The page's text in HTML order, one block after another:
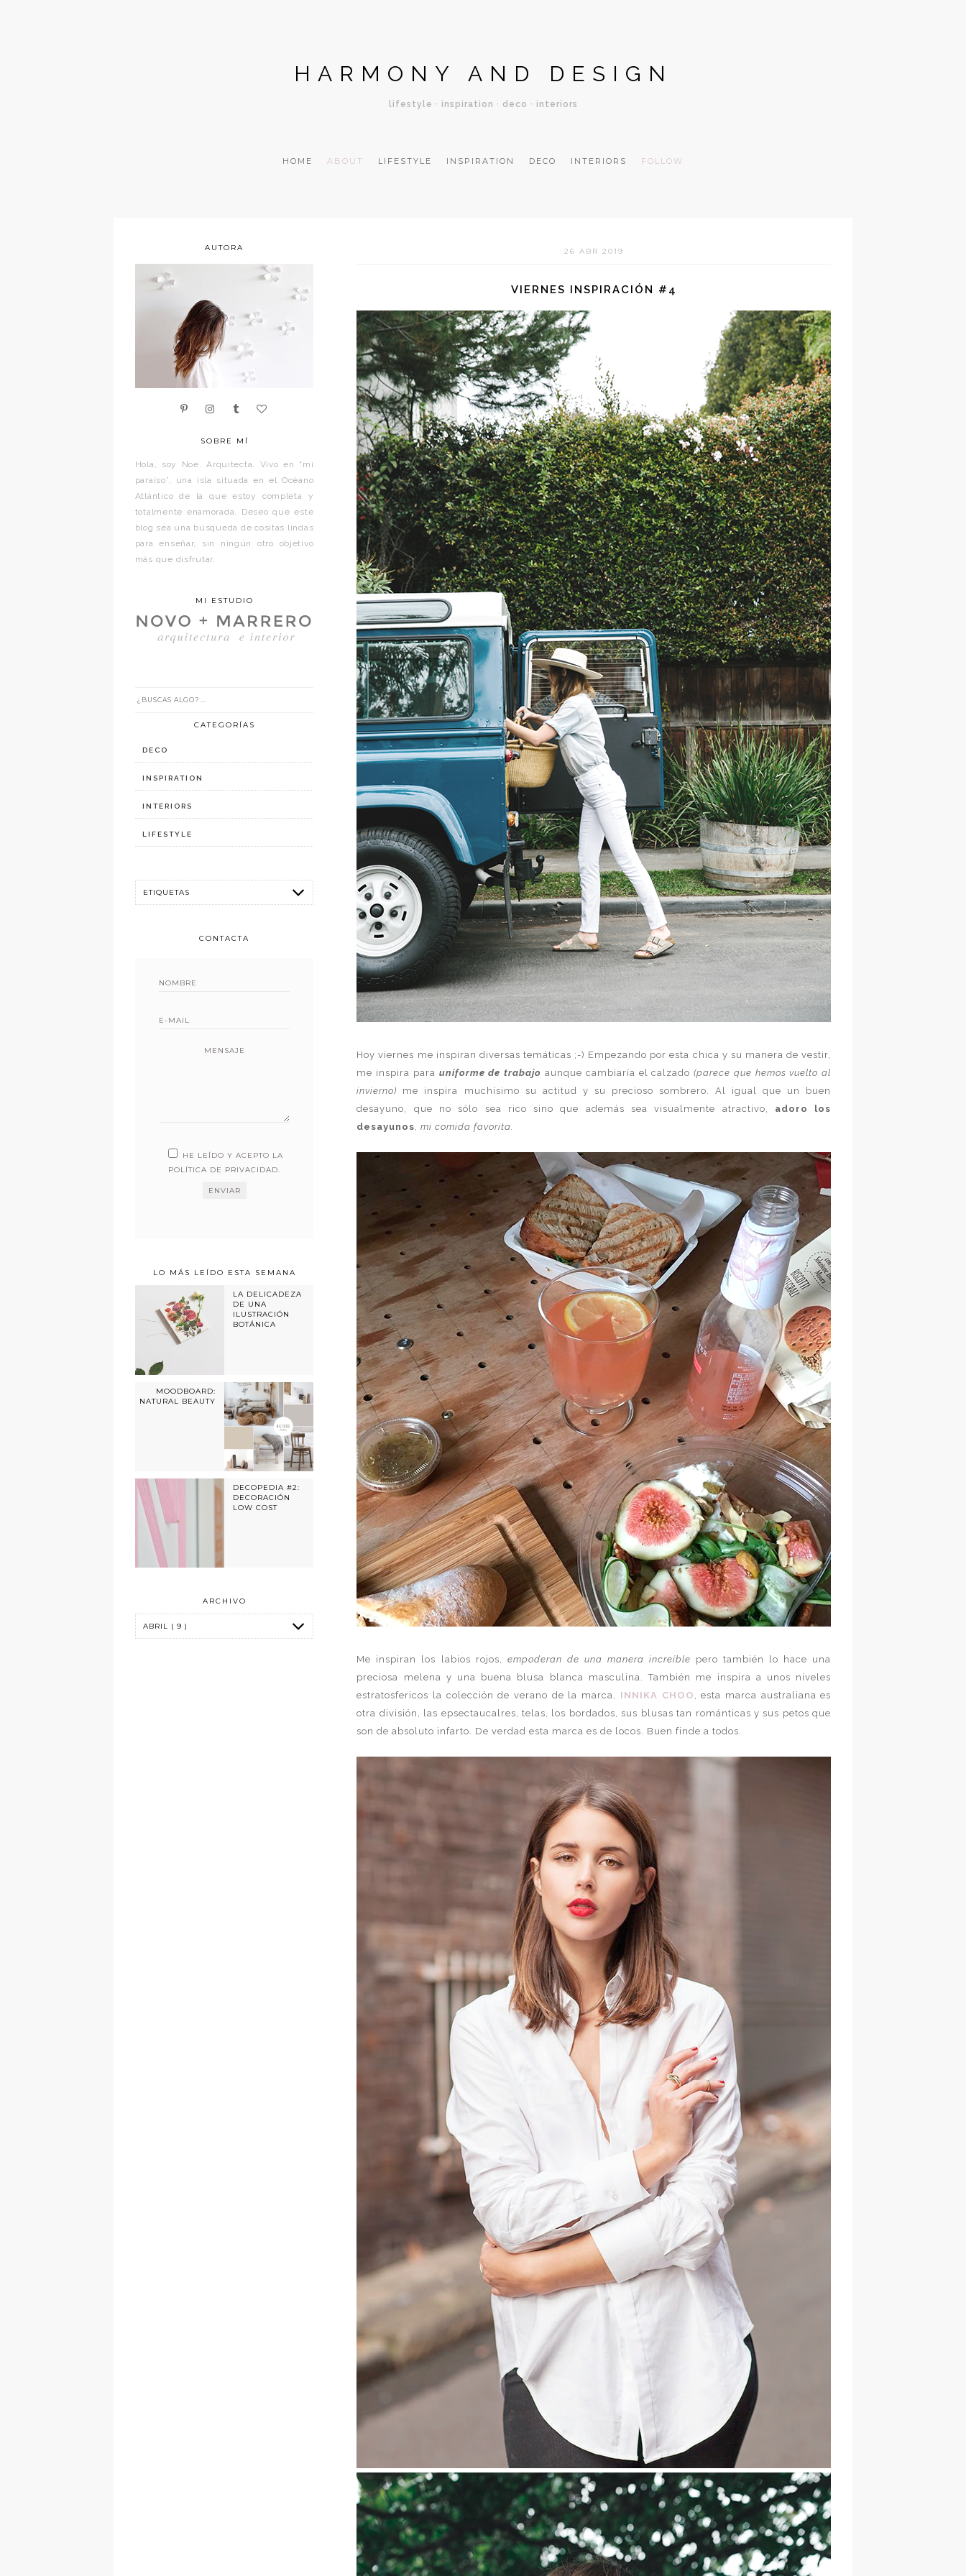
HARMONY AND DESIGN
lifestyle · inspiration · deco · interiors
HOME ABOUT LIFESTYLE INSPIRATION DECO INTERIORS FOLLOW
26 ABR 2019
VIERNES INSPIRACIÓN #4
Hoy viernes me inspiran diversas temáticas ;-) Empezando por esta chica y su manera de vestir,
me inspira para uniforme de trabajo aunque cambiaría el calzado(parece que hemos vuelto al
invierno) me inspira muchísimo su actitud y su precioso sombrero. Al igual que un buen
desayuno, que no sólo sea rico sino que además sea visualmente atractivo, adoro los
desayunos ,mi comida favorita.
Me inspiran los labios rojos, empoderan de una manera increíble pero también lo hace una
preciosa melena y una buena blusa blanca masculina. También me inspira a unos niveles
estratosfericos la colección de verano de la marca, INNIKA CHOO , esta marca australiana es
otra división, las epsectaucalres, telas, los bordados, sus blusas tan románticas y sus petos que
son de absoluto infarto. De verdad esta marca es de locos. Buen finde a todos.
AUTORA
SOBRE MÍ
Hola, soy Noe. Arquitecta. Vivo en “mi
paraíso”, una isla situada en el Océano
Atlántico de la que estoy completa y
totalmente enamorada. Deseo que este
blog sea una búsqueda de cositas lindas
para enseñar, sin ningún otro objetivo
más que disfrutar.
MI ESTUDIO
CATEGORÍAS
DECO
INSPIRATION
INTERIORS
LIFESTYLE
CONTACTA
MENSAJE
HE LEÍDO Y ACEPTO LA
POLÍTICA DE PRIVACIDAD.
LO MÁS LEÍDO ESTA SEMANA
LA DELICADEZA
DE UNA
ILUSTRACIÓN
BOTÁNICA
MOODBOARD:
NATURAL BEAUTY
DECOPEDIA #2:
DECORACIÓN
LOW COST
ARCHIVO